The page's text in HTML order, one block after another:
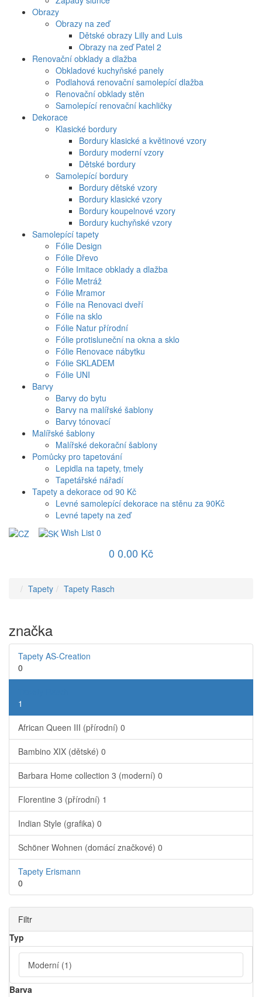
Obrazy
Obrazy na zeď
Dětské obrazy Lilly and Luis
Obrazy na zeď Patel 2
Renovační obklady a dlažba
Obkladové kuchyňské panely
Podlahová renovační samolepící dlažba
Renovační obklady stěn
Samolepící renovační kachličky
Dekorace
Klasické bordury
Bordury klasické a květinové vzory
Bordury moderní vzory
Dětské bordury
Samolepící bordury
Bordury dětské vzory
Bordury klasické vzory
Bordury koupelnové vzory
Bordury kuchyňské vzory
Samolepící tapety
Fólie Design
Fólie Dřevo
Fólie Imitace obklady a dlažba
Fólie Metráž
Fólie Mramor
Fólie na Renovaci dveří
Fólie na sklo
Fólie Natur přírodní
Fólie protisluneční na okna a sklo
Fólie Renovace nábytku
Fólie SKLADEM
Fólie UNI
Barvy
Barvy do bytu
Barvy na malířské šablony
Barvy tónovací
Malířské šablony
Malířské dekorační šablony
Pomůcky pro tapetování
Lepidla na tapety, tmely
Tapetářské nářadí
Tapety a dekorace od 90 Kč
Levné samolepící dekorace na stěnu za 90Kč
Levné tapety na zeď
Wish List 0
0 0.00 Kč
Tapety Tapety Rasch
značka
Tapety AS-Creation
0
1
African Queen III (přírodní) 0
Bambino XIX (dětské) 0
Barbara Home collection 3 (moderní) 0
Florentine 3 (přírodní) 1
Indian Style (grafika) 0
Schöner Wohnen (domácí značkové) 0
Tapety Erismann
0
Filtr
Typ
Moderní (1)
Barva